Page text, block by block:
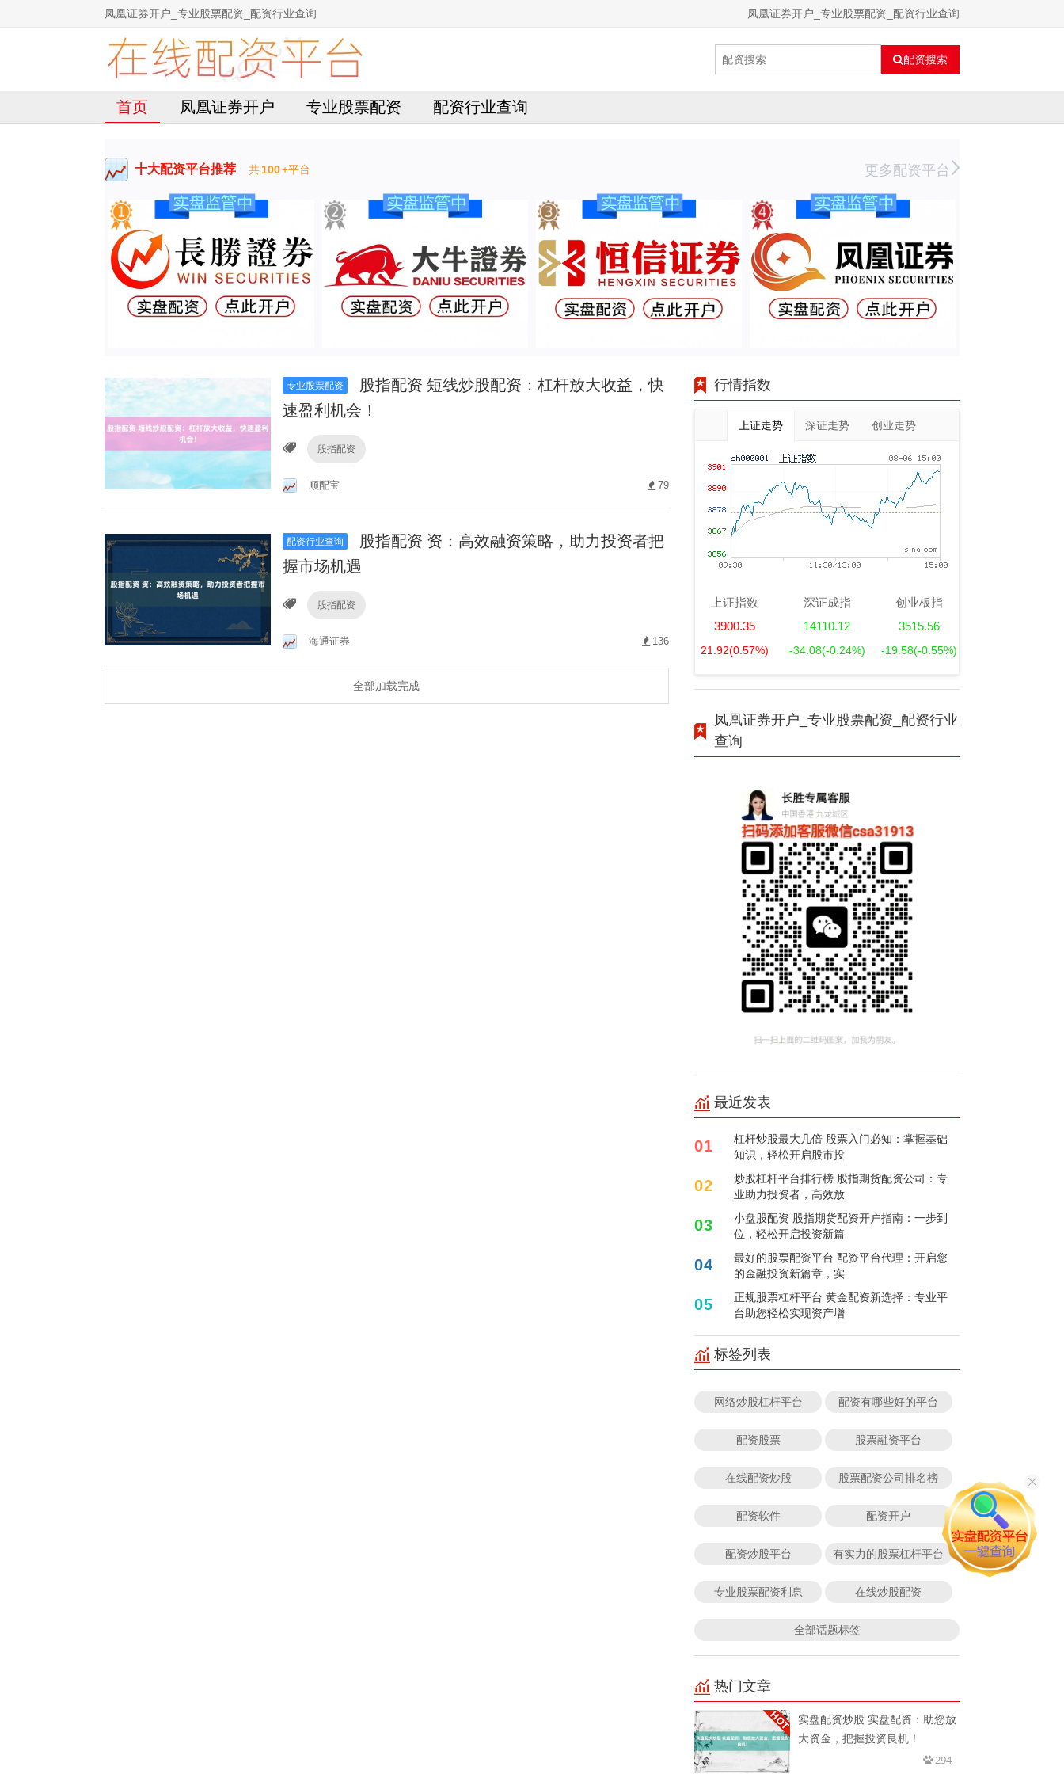
凤凰证券开户_专业股票配资_配资行业查询 凤凰证券开户_专业股票配资_配资行业查询
配资搜索
首页 凤凰证券开户 专业股票配资 配资行业查询
十大配资平台推荐 共100+平台 更多配资平台
专业股票配资
股指配资 短线炒股配资：杠杆放大收益，快
速盈利机会！
股指配资
顺配宝 79
配资行业查询
股指配资 资：高效融资策略，助力投资者把
握市场机遇
股指配资
海通证券 136
全部加载完成
行情指数
上证走势 深证走势 创业走势
上证指数
3900.35
21.92(0.57%)
深证成指
14110.12
-34.08(-0.24%)
创业板指
3515.56
-19.58(-0.55%)
凤凰证券开户_专业股票配资_配资行业
查询
最近发表
01
杠杆炒股最大几倍 股票入门必知：掌握基础
知识，轻松开启股市投
02
炒股杠杆平台排行榜 股指期货配资公司：专
业助力投资者，高效放
03
小盘股配资 股指期货配资开户指南：一步到
位，轻松开启投资新篇
04
最好的股票配资平台 配资平台代理：开启您
的金融投资新篇章，实
05
正规股票杠杆平台 黄金配资新选择：专业平
台助您轻松实现资产增
标签列表
网络炒股杠杆平台 配资有哪些好的平台
配资股票 股票融资平台
在线配资炒股 股票配资公司排名榜
配资软件 配资开户
配资炒股平台 有实力的股票杠杆平台
专业股票配资利息 在线炒股配资
全部话题标签
热门文章
实盘配资炒股 实盘配资：助您放
大资金，把握投资良机！
294